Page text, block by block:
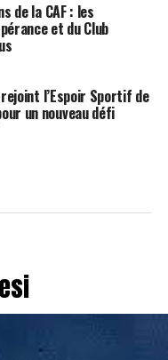
de la CAF : les
et du Club
l’Espoir Sportif de
un nouveau défi